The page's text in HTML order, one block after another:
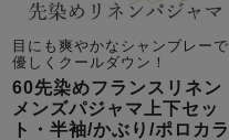
目にも爽やかなシャンブレーで
優しくクールダウン！
60先染めフランスリネン
メンズパジャマ上下セッ
ト・半袖/かぶり/ポロカラ